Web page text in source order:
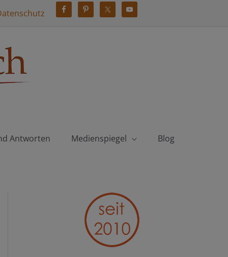
Antworten Medienspiegel Blog